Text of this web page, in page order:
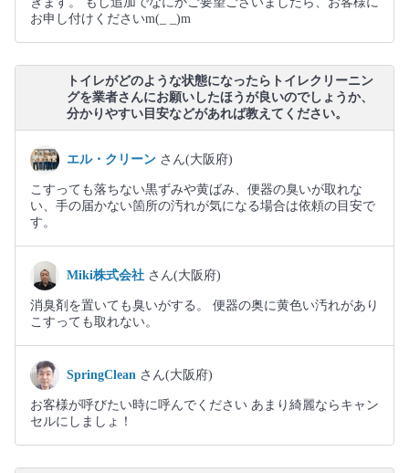
お申し付けくださいm(_ _)m
トイレがどのような状態になったらトイレクリーニン
グを業者さんにお願いしたほうが良いのでしょうか、
分かりやすい目安などがあれば教えてください。
エル・クリーン さん(大阪府)
こすっても落ちない黒ずみや黄ばみ、便器の臭いが取れな
い、手の届かない箇所の汚れが気になる場合は依頼の目安で
す。
Miki株式会社 さん(大阪府)
消臭剤を置いても臭いがする。 便器の奥に黄色い汚れがあり
こすっても取れない。
SpringClean さん(大阪府)
お客様が呼びたい時に呼んでください あまり綺麗ならキャン
セルにしましょ！